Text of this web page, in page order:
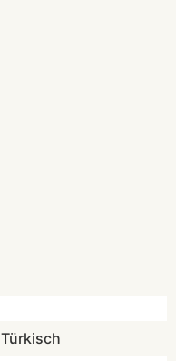
Türkisch